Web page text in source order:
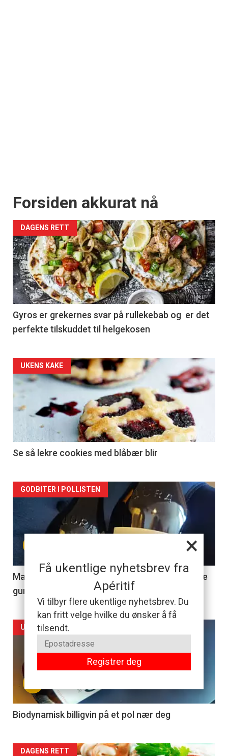
×
Få ukentlige nyhetsbrev fra
Apéritif
Vi tilbyr flere ukentlige nyhetsbrev. Du
kan fritt velge hvilke du ønsker å få
tilsendt.
Registrer deg
Forsiden akkurat nå
DAGENS RETT
Gyros er grekernes svar på rullekebab og er det
perfekte tilskuddet til helgekosen
Forsiden
akkurat
nå
2
UKENS KAKE
Se så lekre cookies med blåbær blir
Forsiden
akkurat
nå
3
GODBITER I POLLISTEN
Magnum eller vanlig flaske, ulik årgang, men like
gunstig pris
Forsiden
akkurat
nå
4
UKENS VIN
Biodynamisk billigvin på et pol nær deg
DAGENS RETT